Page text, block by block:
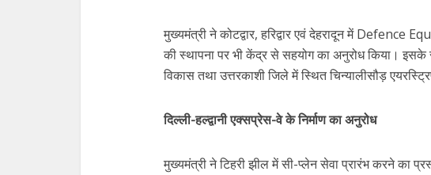
मुख्यमंत्री ने कोटद्वार, हरिद्वार एवं देहरादून में
की स्थापना पर भी केंद्र से सहयोग का अनुरोध किया। इसके
विकास तथा उत्तरकाशी जिले में स्थित चिन्यालीसौड़
दिल्ली-हल्द्वानी एक्सप्रेस-वे के निर्माण का अनुरोध
मुख्यमंत्री ने टिहरी झील में सी-प्लेन सेवा प्रारंभ करने का